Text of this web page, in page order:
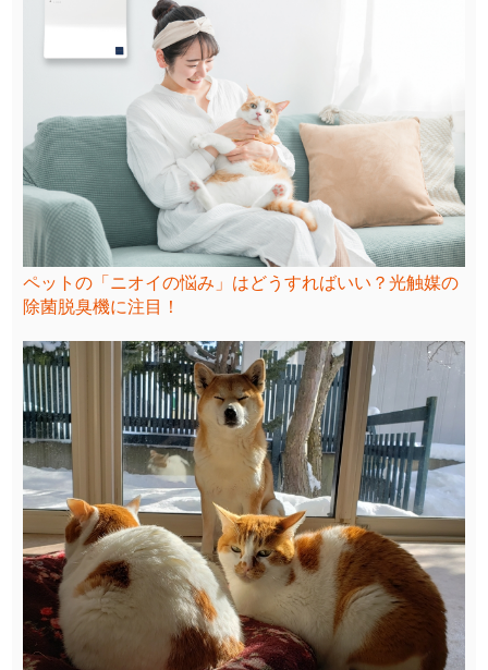
ペットの「ニオイの悩み」はどうすればいい？光触媒の
除菌脱臭機に注目！